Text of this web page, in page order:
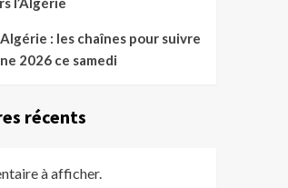
: les chaînes pour suivre
2026 ce samedi
récents
à afficher.